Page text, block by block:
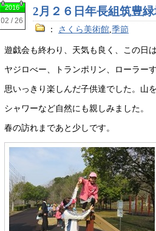
2016
02 / 26
2月２６日年長組筑豊
： さくら美術館,季節
遊戯会も終わり、天気も良く、この日
ヤジロべー、トランポリン、ローラー
思いっきり楽しんだ子供達でした。山
シャワーなど自然にも親しみました。
春の訪れまであと少しです。